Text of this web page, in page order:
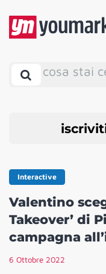
cosa stai
Interactive
Valentino
Takeover’ di
campagna
6 Ottobre 2022